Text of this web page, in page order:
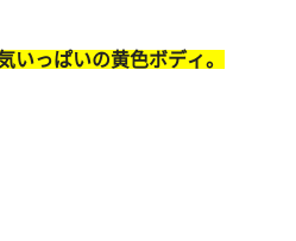
いっぱいの黄色ボディ。